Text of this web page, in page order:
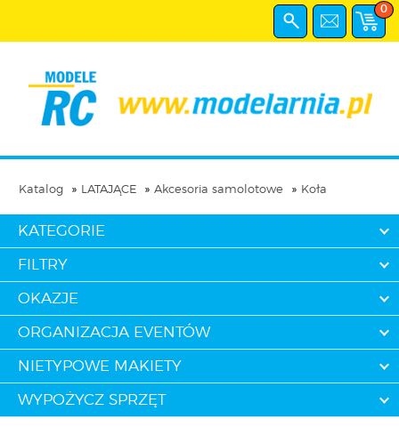
0
Katalog LATAJĄCE Akcesoria samolotowe Koła
KATEGORIE
FILTRY
OKAZJE
ORGANIZACJA EVENTÓW
NIETYPOWE MAKIETY
WYPOŻYCZ SPRZĘT